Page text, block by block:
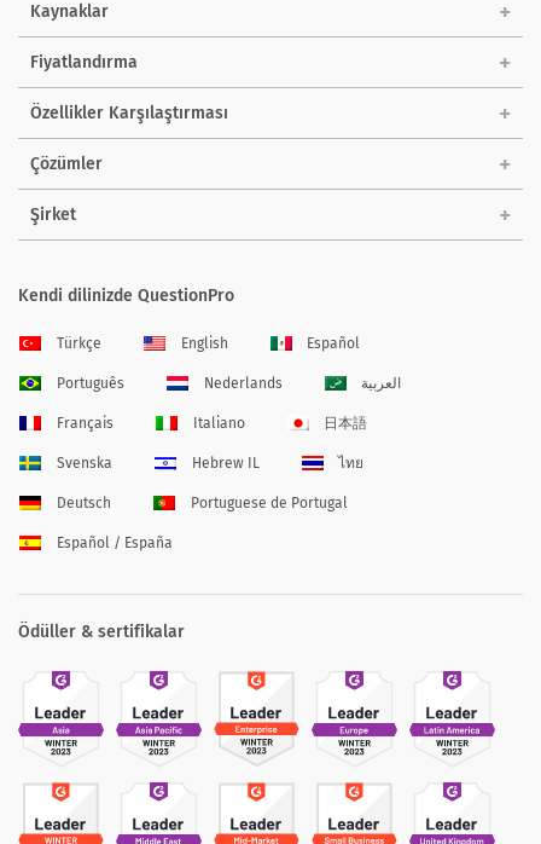
Kaynaklar
Fiyatlandırma
Özellikler Karşılaştırması
Çözümler
Şirket
Kendi dilinizde QuestionPro
Türkçe English Español
Português Nederlands العربية
Français Italiano 日本語
Svenska Hebrew IL ไทย
Deutsch Portuguese de Portugal
Español / España
Ödüller & sertifikalar